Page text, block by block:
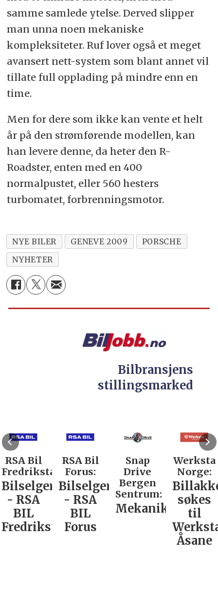
samme samlede ytelse. Derved slipper
man unna noen mekaniske
kompleksiteter. Ruf lover også et meget
avansert nett-system som blant annet vil
tillate full opplading på mindre enn en
time.
Men for dere som ikke kan vente et helt
år på den strømførende modellen, kan
han levere denne, da heter den R-
Roadster, enten med en 400
normalpustet, eller 560 hesters
turbomatet, forbrenningsmotor.
NYE BILER GENEVE 2009
PORSCHE
NYHETER
Bilbransjens
stillingsmarked
RSA Bil
Fredrikstad:
Bilselger
- RSA
BIL
Fredrikstad
RSA Bil
Forus:
Bilselger
- RSA
BIL
Forus
Snap
Drive
Bergen
Sentrum:
Mekaniker
Werksta
Norge:
søkes
til
Åsane